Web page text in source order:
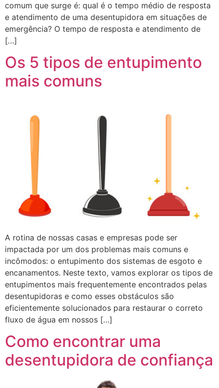
comum que surge é: qual é o tempo médio de resposta
e atendimento de uma desentupidora em situações de
emergência? O tempo de resposta e atendimento de
[…]
Os 5 tipos de entupimento
mais comuns
A rotina de nossas casas e empresas pode ser
impactada por um dos problemas mais comuns e
incômodos: o entupimento dos sistemas de esgoto e
encanamentos. Neste texto, vamos explorar os tipos de
entupimentos mais frequentemente encontrados pelas
desentupidoras e como esses obstáculos são
eficientemente solucionados para restaurar o correto
fluxo de água em nossos […]
Como encontrar uma
desentupidora de confiança